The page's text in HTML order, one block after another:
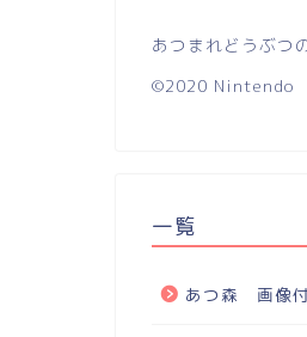
あつまれどうぶつ
©2020 Nintendo
一覧
あつ森 画像